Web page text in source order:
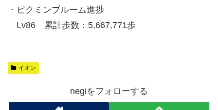
・ピクミンブルーム進捗
Lv86 累計歩数：5,667,771歩
イオン
negiをフォローする